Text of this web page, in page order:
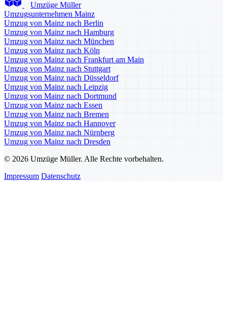
Umzüge Müller
Umzugsunternehmen Mainz
Umzug von Mainz nach Berlin
Umzug von Mainz nach Hamburg
Umzug von Mainz nach München
Umzug von Mainz nach Köln
Umzug von Mainz nach Frankfurt am Main
Umzug von Mainz nach Stuttgart
Umzug von Mainz nach Düsseldorf
Umzug von Mainz nach Leipzig
Umzug von Mainz nach Dortmund
Umzug von Mainz nach Essen
Umzug von Mainz nach Bremen
Umzug von Mainz nach Hannover
Umzug von Mainz nach Nürnberg
Umzug von Mainz nach Dresden
© 2026 Umzüge Müller. Alle Rechte vorbehalten.
Impressum Datenschutz